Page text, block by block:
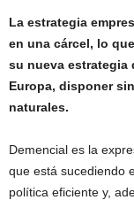
La estrategia
en una cárcel, lo
su nueva estrategia
Europa, disponer
naturales.
Demencial es la
que está sucediendo
política eficiente y,